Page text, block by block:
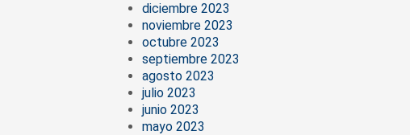
diciembre 2023
noviembre 2023
octubre 2023
septiembre 2023
agosto 2023
julio 2023
junio 2023
mayo 2023